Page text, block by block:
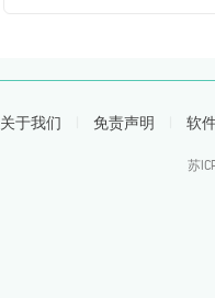
关于我们 免责声明 软
苏